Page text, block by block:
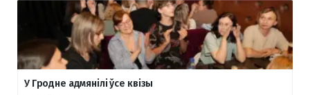
У Гродне адмянілі ўсе квізы